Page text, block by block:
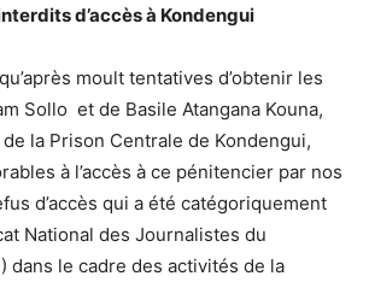
d’accès à Kondengui
moult tentatives d’obtenir les
Sollo et de Basile Atangana Kouna,
la Prison Centrale de Kondengui,
à l’accès à ce pénitencier par nos
d’accès qui a été catégoriquement
National des Journalistes du
dans le cadre des activités de la